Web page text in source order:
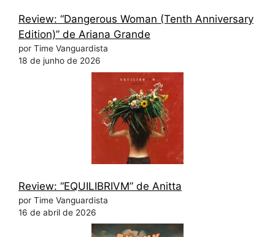
Review: “Dangerous Woman (Tenth Anniversary
Edition)” de Ariana Grande
por Time Vanguardista
18 de junho de 2026
Review: “EQUILIBRIVM” de Anitta
por Time Vanguardista
16 de abril de 2026